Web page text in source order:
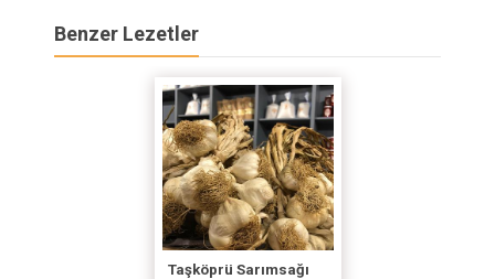
Benzer Lezetler
Taşköprü Sarımsağı